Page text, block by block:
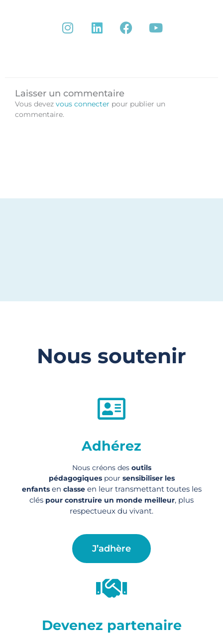
I
n
r
a
L
i
i
n
F
a
k
Y
o
Laisser un commentaire
Vous devez vous connecter pour publier un
commentaire.
Nous soutenir
Adhérez
Nous créons des outils
pédagogiquespour sensibiliser les
enfantsen classeen leur transmettant toutes les
clés pour construire un monde meilleur, plus
respectueux du vivant.
J’adhère
Devenez partenaire